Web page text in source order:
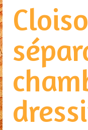
Aménagements
Meubles
Restauration
Habillage escalier
Menuiserie
Contact